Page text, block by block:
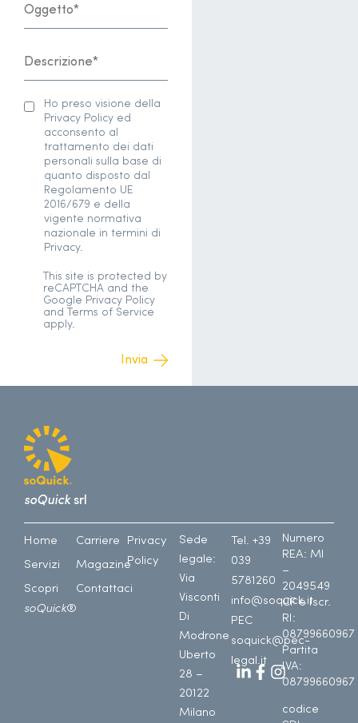
Ho preso visione della
Privacy Policy ed
acconsento al
trattamento dei dati
personali sulla base di
quanto disposto dal
Regolamento UE
2016/679 e della
vigente normativa
nazionale in termini di
Privacy.
This site is protected by
reCAPTCHA and the
Google Privacy Policy
and Terms of Service
apply.
soQuicksrl
Home
Servizi
Scopri
soQuick®
Carriere
Magazine
Contattaci
Privacy
Policy
Sede
legale:
Via
Visconti
Di
Modrone
Uberto
28 –
20122
Milano
Tel. +39
039
5781260
info@soquick.it
PEC
soquick@pec-
legal.it
Numero
REA: MI
–
2049549
CF e Iscr.
RI:
08799660967
Partita
IVA:
08799660967
codice